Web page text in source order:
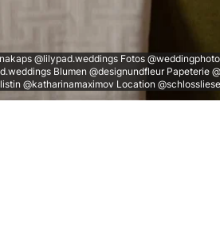
@lilypad.weddings Fotos
Blumen @designundfleur Papeterie
@katharinamaximov Location